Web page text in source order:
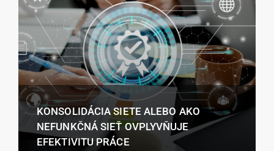
KONSOLIDÁCIA SIETE ALEBO AKO
NEFUNKČNÁ SIEŤ OVPLYVŇUJE
EFEKTIVITU PRÁCE